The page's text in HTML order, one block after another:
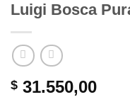
Luigi Bosca
$ 31.550,00